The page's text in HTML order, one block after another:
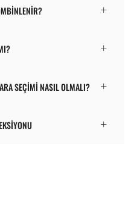
SEÇIMI NASIL OLMALI?